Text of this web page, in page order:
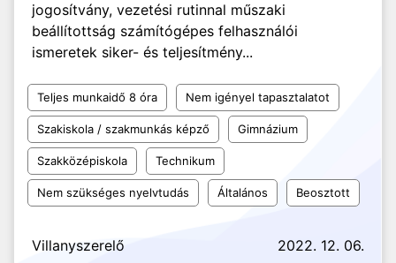
jogosítvány, vezetési rutinnal műszaki
beállítottság számítógépes felhasználói
ismeretek siker- és teljesítmény...
Teljes munkaidő 8 óra Nem igényel tapasztalatot
Szakiskola / szakmunkás képző Gimnázium
Szakközépiskola Technikum
Nem szükséges nyelvtudás Általános Beosztott
Villanyszerelő 2022. 12. 06.